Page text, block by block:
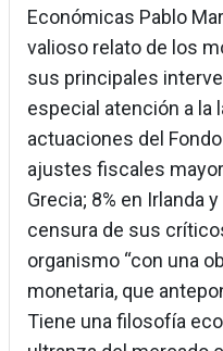
Económicas Pablo
valioso relato de los
sus principales
especial atención a la
actuaciones del
ajustes fiscales
Grecia; 8% en Irlanda
censura de sus
organismo “con una
monetaria, que
Tiene una filosofía